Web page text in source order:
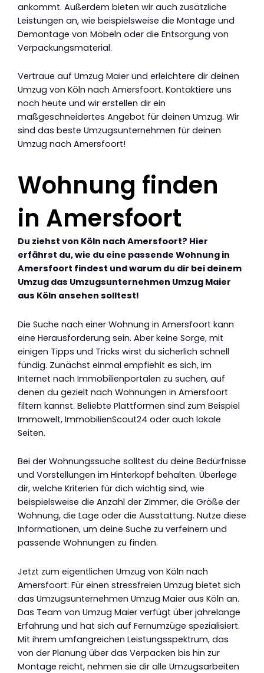
ankommt. Außerdem bieten wir auch zusätzliche
Leistungen an, wie beispielsweise die Montage und
Demontage von Möbeln oder die Entsorgung von
Verpackungsmaterial.
Vertraue auf Umzug Maier und erleichtere dir deinen
Umzug von Köln nach Amersfoort. Kontaktiere uns
noch heute und wir erstellen dir ein
maßgeschneidertes Angebot für deinen Umzug. Wir
sind das beste Umzugsunternehmen für deinen
Umzug nach Amersfoort!
Wohnung finden
in Amersfoort
Du ziehst von Köln nach Amersfoort? Hier
erfährst du, wie du eine passende Wohnung in
Amersfoort findest und warum du dir bei deinem
Umzug das Umzugsunternehmen Umzug Maier
aus Köln ansehen solltest!
Die Suche nach einer Wohnung in Amersfoort kann
eine Herausforderung sein. Aber keine Sorge, mit
einigen Tipps und Tricks wirst du sicherlich schnell
fündig. Zunächst einmal empfiehlt es sich, im
Internet nach Immobilienportalen zu suchen, auf
denen du gezielt nach Wohnungen in Amersfoort
filtern kannst. Beliebte Plattformen sind zum Beispiel
Immowelt, ImmobilienScout24 oder auch lokale
Seiten.
Bei der Wohnungssuche solltest du deine Bedürfnisse
und Vorstellungen im Hinterkopf behalten. Überlege
dir, welche Kriterien für dich wichtig sind, wie
beispielsweise die Anzahl der Zimmer, die Größe der
Wohnung, die Lage oder die Ausstattung. Nutze diese
Informationen, um deine Suche zu verfeinern und
passende Wohnungen zu finden.
Jetzt zum eigentlichen Umzug von Köln nach
Amersfoort: Für einen stressfreien Umzug bietet sich
das Umzugsunternehmen Umzug Maier aus Köln an.
Das Team von Umzug Maier verfügt über jahrelange
Erfahrung und hat sich auf Fernumzüge spezialisiert.
Mit ihrem umfangreichen Leistungsspektrum, das
von der Planung über das Verpacken bis hin zur
Montage reicht, nehmen sie dir alle Umzugsarbeiten